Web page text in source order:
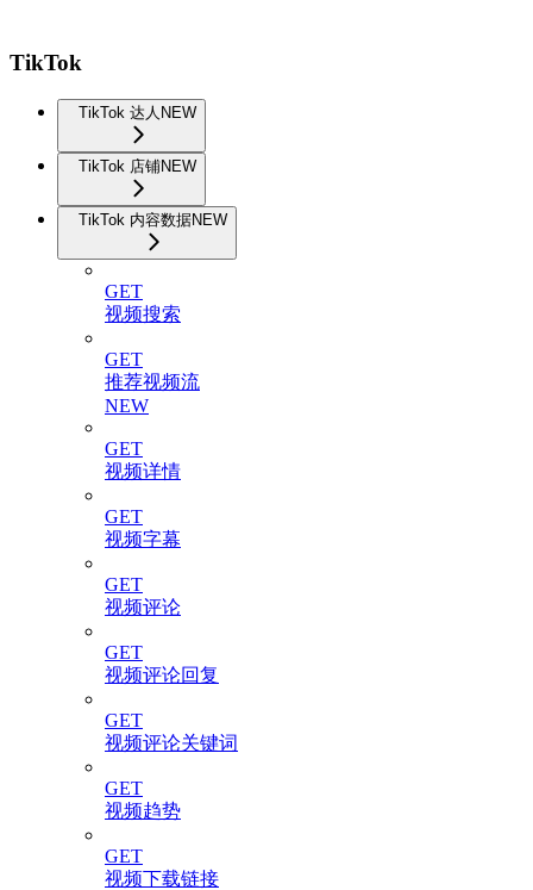
TikTok
TikTok 达人 NEW
TikTok 店铺NEW
TikTok 内容数据NEW
GET
视频搜索
GET
推荐视频流
NEW
GET
视频详情
GET
视频字幕
GET
视频评论
GET
视频评论回复
GET
视频评论关键词
GET
视频趋势
GET
视频下载链接